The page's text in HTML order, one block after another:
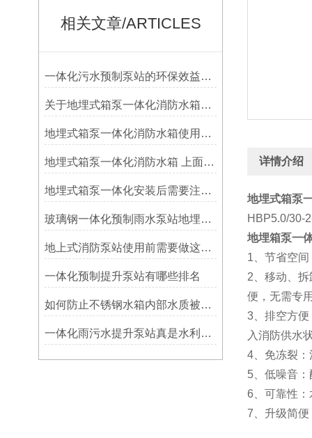
相关文章/ARTICLES
一体化污水预制泵站的环保效益解析
关于地埋式箱泵一体化消防水箱的各项要求​
地埋式箱泵一体化消防水箱使用中可能出现的问题
地埋式箱泵一体化消防水箱 上面可以停小车吗
地埋式箱泵一体化安装后需要注意的许多问题
玻璃钢一体化预制雨水泵站地埋式安装
地上式消防泵站使用前需要做这些检查
一体化预制提升泵站有哪些排名
如何防止不锈钢水箱内部水质被污染
一体化雨污水提升泵站真是水利工程领域的黑科技！
详情介绍
地埋式箱泵
HBP5.0/30-
地埋箱泵一
1、节省空
2、移动、
便，无需专
3、排空方
入消防供水
4、免冻裂
5、低噪音
6、可靠性
7、升级简